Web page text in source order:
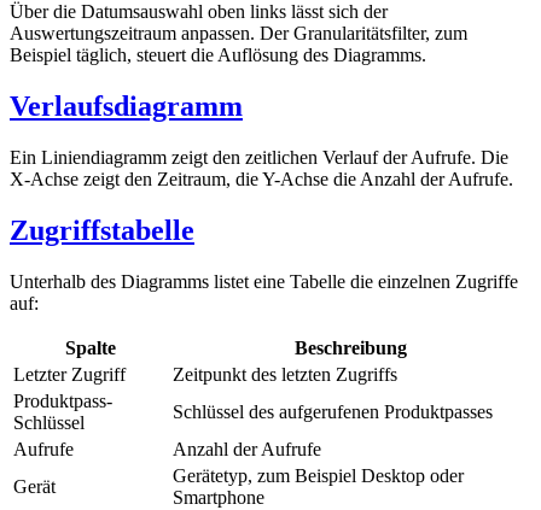
Über die Datumsauswahl oben links lässt sich der
Auswertungszeitraum anpassen. Der Granularitätsfilter, zum
Beispiel täglich, steuert die Auflösung des Diagramms.
Verlaufsdiagramm
Ein Liniendiagramm zeigt den zeitlichen Verlauf der Aufrufe. Die
X-Achse zeigt den Zeitraum, die Y-Achse die Anzahl der Aufrufe.
Zugriffstabelle
Unterhalb des Diagramms listet eine Tabelle die einzelnen Zugriffe
auf:
Spalte
Beschreibung
Letzter Zugriff
Zeitpunkt des letzten Zugriffs
Produktpass-
Schlüssel
Schlüssel des aufgerufenen Produktpasses
Aufrufe
Anzahl der Aufrufe
Gerät
Gerätetyp, zum Beispiel Desktop oder
Smartphone